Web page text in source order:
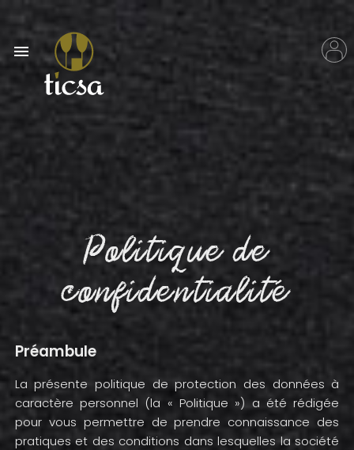

Politique de
confidentialité
Préambule
La présente politique de protection des données à
caractère personnel (la « Politique ») a été rédigée
pour vous permettre de prendre connaissance des
pratiques et des conditions dans lesquelles la société